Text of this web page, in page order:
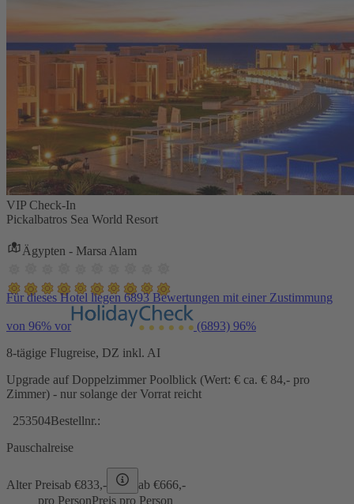
VIP Check-In
Pickalbatros Sea World Resort
Ägypten - Marsa Alam
Für dieses Hotel liegen 6893 Bewertungen mit einer Zustimmung
von 96% vor (6893) 96%
8-tägige Flugreise, DZ inkl. AI
Upgrade auf Doppelzimmer Poolblick (Wert: € ca. € 84,- pro
Zimmer) - nur solange der Vorrat reicht
253504Bestellnr.:
Pauschalreise
Alter Preisab €833,- ab €666,-
pro PersonPreis pro Person